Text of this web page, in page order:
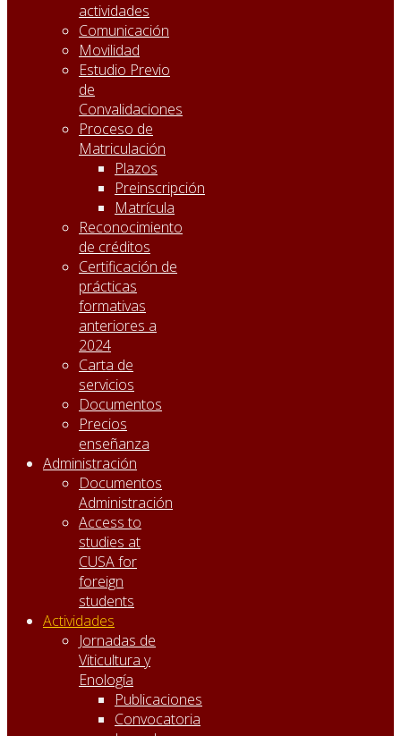
actividades
Comunicación
Movilidad
Estudio Previo
de
Convalidaciones
Proceso de
Matriculación
Plazos
Preinscripción
Matrícula
Reconocimiento
de créditos
Certificación de
prácticas
formativas
anteriores a
2024
Carta de
servicios
Documentos
Precios
enseñanza
Administración
Documentos
Administración
Access to
studies at
CUSA for
foreign
students
Actividades
Jornadas de
Viticultura y
Enología
Publicaciones
Convocatoria